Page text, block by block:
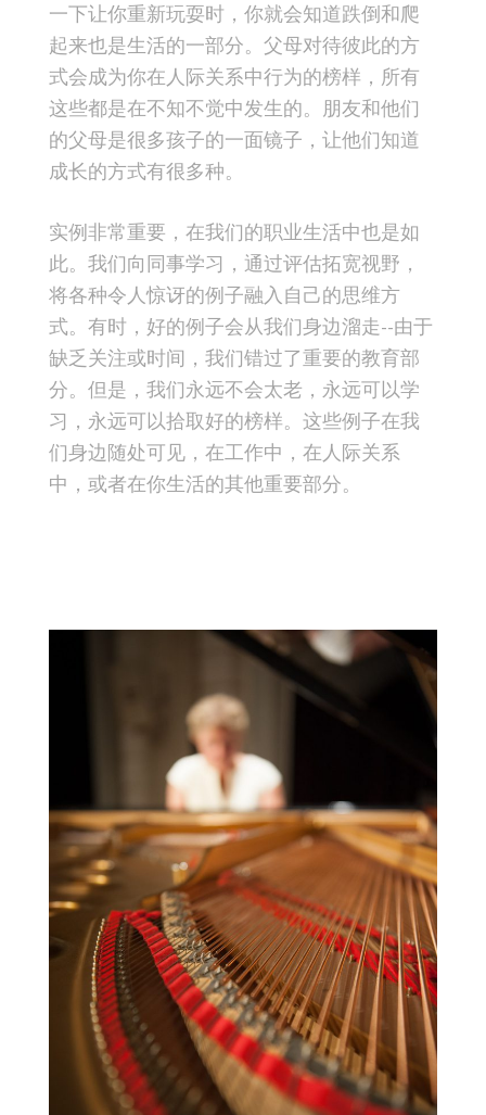
一下让你重新玩耍时，你就会知道跌倒和爬
起来也是生活的一部分。父母对待彼此的方
式会成为你在人际关系中行为的榜样，所有
这些都是在不知不觉中发生的。朋友和他们
的父母是很多孩子的一面镜子，让他们知道
成长的方式有很多种。
实例非常重要，在我们的职业生活中也是如
此。我们向同事学习，通过评估拓宽视野，
将各种令人惊讶的例子融入自己的思维方
式。有时，好的例子会从我们身边溜走--由于
缺乏关注或时间，我们错过了重要的教育部
分。但是，我们永远不会太老，永远可以学
习，永远可以拾取好的榜样。这些例子在我
们身边随处可见，在工作中，在人际关系
中，或者在你生活的其他重要部分。